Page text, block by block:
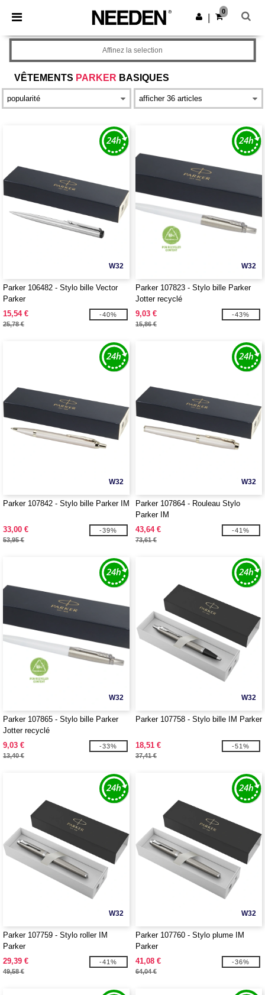
× Appli Needen
Meilleurs prix sur l’app !
Obtenir l'appli
0
VÊTEMENTS PARKER BASIQUES
Affinez la selection
W32
Parker 106482 - Stylo bille Vector
Parker
15,54 €
25,78 €
-40%
W32
Parker 107823 - Stylo bille Parker
Jotter recyclé
9,03 €
15,86 €
-43%
W32
Parker 107842 - Stylo bille Parker IM
33,00 €
53,95 €
-39%
W32
Parker 107864 - Rouleau Stylo
Parker IM
43,64 €
73,61 €
-41%
W32
Parker 107865 - Stylo bille Parker
Jotter recyclé
9,03 €
13,40 €
-33%
W32
Parker 107758 - Stylo bille IM Parker
18,51 €
37,41 €
-51%
W32
Parker 107759 - Stylo roller IM
Parker
29,39 €
49,58 €
-41%
W32
Parker 107760 - Stylo plume IM
Parker
41,08 €
64,04 €
-36%